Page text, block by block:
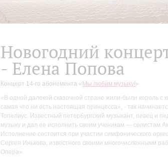
Новогодний
- Елена Попова
Концерт 14-го абонемента « Мы любим музыку!»
«В одной далекой сказочной стране жили-были король с
самая что ни есть настоящая принцесса», - так
Топелиус. Известный петербургский музыкант, певец и
музыку и дал ее исполнить своим ученикам — солистам
Исполнение состоится при участии симфонического
Сергея Инькова, известного своими многочисленными
Опера».